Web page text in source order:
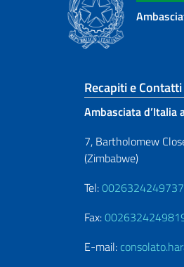
Recapiti e Contatti
Ambasciata d’Italia
7, Bartholomew
(Zimbabwe)
Tel:
Fax:
E-mail: